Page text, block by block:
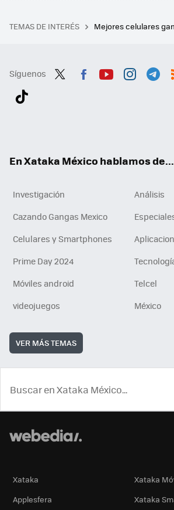
TEMAS DE INTERÉS Mejores celulares
Síguenos
En Xataka México hablamos de...
Investigación
Análisis
Cazando Gangas Mexico
Celulares y Smartphones
Prime Day 2024
Móviles android
Telcel
videojuegos
México
VER MÁS TEMAS
Xataka
Xataka
Applesfera
Xataka